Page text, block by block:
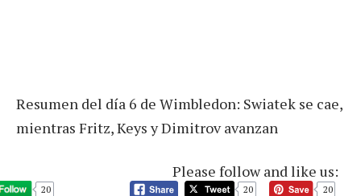
Resumen del día 6 de Wimbledon: Swiatek se cae,
mientras Fritz, Keys y Dimitrov avanzan
Please follow and like us:
20 20 20